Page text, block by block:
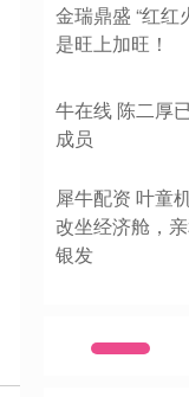
金瑞鼎盛 “红红
是旺上加旺！
牛在线 陈二厚
成员
犀牛配资 叶童
改坐经济舱，
银发